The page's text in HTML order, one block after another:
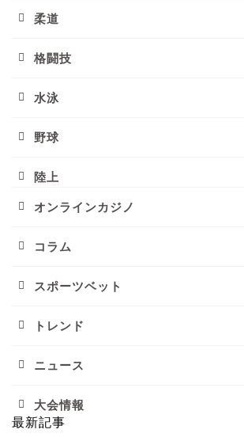
柔道
格闘技
水泳
野球
陸上
オンラインカジノ
コラム
スポーツベット
トレンド
ニュース
大会情報
最新記事